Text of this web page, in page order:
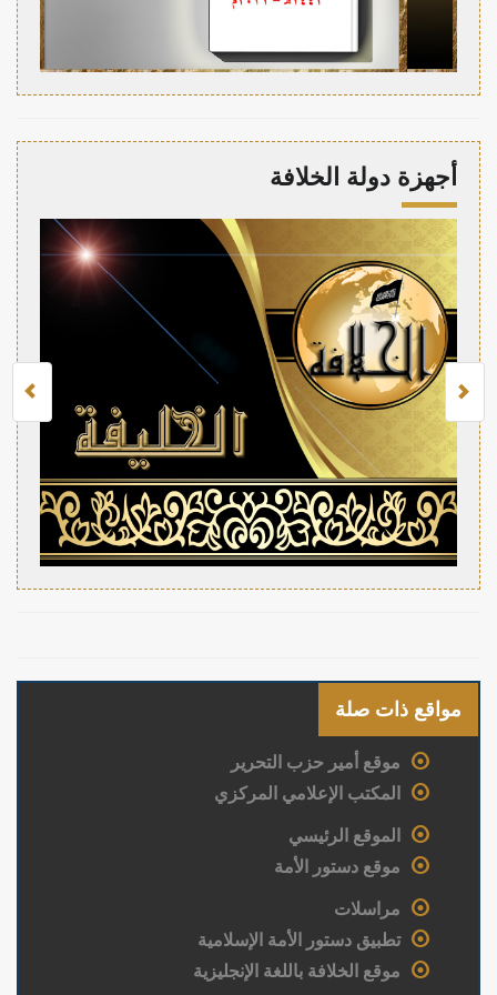
أجهزة دولة الخلافة
مواقع ذات صلة
موقع أمير حزب التحرير
المكتب الإعلامي المركزي
الموقع الرئيسي
موقع دستور الأمة
مراسلات
تطبيق دستور الأمة الإسلامية
موقع الخلافة باللغة الإنجليزية